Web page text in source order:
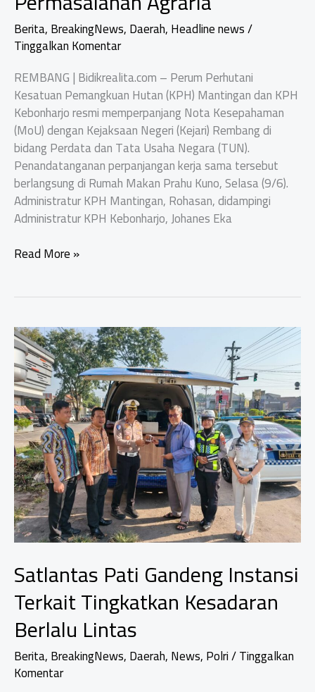
Berita,BreakingNews,Daerah,Headline news/
Tinggalkan Komentar
REMBANG | Bidikrealita.com – Perum Perhutani
Kesatuan Pemangkuan Hutan (KPH) Mantingan dan KPH
Kebonharjo resmi memperpanjang Nota Kesepahaman
(MoU) dengan Kejaksaan Negeri (Kejari) Rembang di
bidang Perdata dan Tata Usaha Negara (TUN).
Penandatanganan perpanjangan kerja sama tersebut
berlangsung di Rumah Makan Prahu Kuno, Selasa (9/6).
Administratur KPH Mantingan, Rohasan, didampingi
Administratur KPH Kebonharjo, Johanes Eka
Perhutani
Fokus
Selesaikan
Sengketa
Aset
dan
Permasalahan
Agraria
Read More »
Satlantas Pati Gandeng Instansi
Terkait Tingkatkan Kesadaran
Berlalu Lintas
Berita,BreakingNews,Daerah,News,Polri/Tinggalkan
Komentar